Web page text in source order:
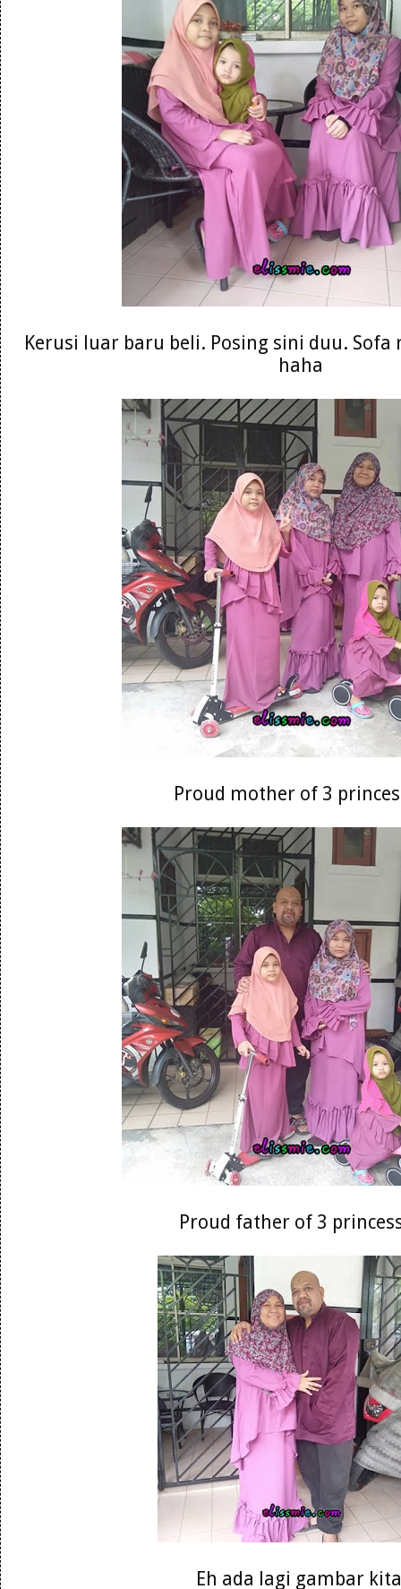
Kerusi luar baru beli. Posing sini duu. Sofa
haha
Proud mother of 3
Proud father of 3
Eh ada lagi gambar